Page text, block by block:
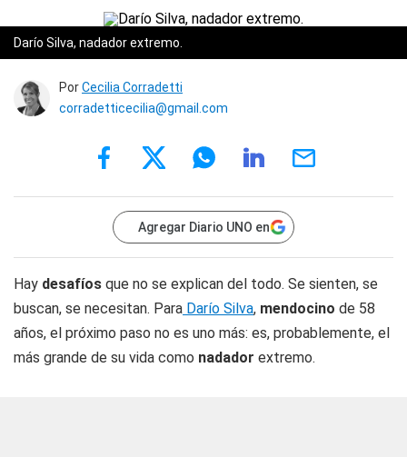
Darío Silva, nadador extremo.
PorCecilia Corradetti
corradetticecilia@gmail.com
Agregar Diario UNO en
Hay desafíos que no se explican del todo. Se sienten, se
buscan, se necesitan. Para Darío Silva, mendocino de 58
años, el próximo paso no es uno más: es, probablemente, el
más grande de su vida como nadador extremo.